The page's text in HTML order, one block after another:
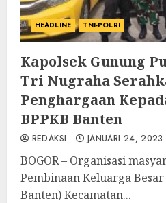
HEADLINE TNI-POLRI
Kapolsek Gunung
Tri Nugraha
Penghargaan
BPPKB Banten
REDAKSI JANUARI 24, 2023
BOGOR – Organisasi
Pembinaan Keluarga
Banten) Kecamatan...